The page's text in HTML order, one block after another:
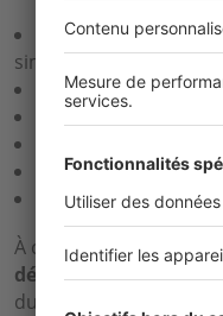
La garantie loyers
simplement respecter
La couverture
La prise en charge
Une gestion de
Une protection
À ces garanties
détériorations
du bail que le locataire